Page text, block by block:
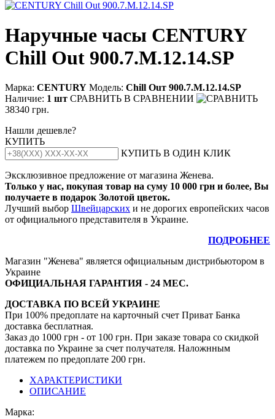
Наручные часы CENTURY
Chill Out 900.7.M.12.14.SP
Марка: CENTURY Модель: Сhill Оuт 900.7.М.12.14.SР
Наличие: 1 шт СРАВНИТЬ В СРАВНЕНИИ
38340 грн.
Нашли дешевле?
КУПИТЬ
КУПИТЬ В ОДИН КЛИК
Эксклюзивное предложение от магазина Женева.
Только у нас, покупая товар на суму 10 000 грн и более, Вы
получаете в подарок Золотой цветок.
Лучший выбор Швейцарских и не дорогих европейских часов
от официального представителя в Украине.
ПОДРОБНЕЕ
Магазин "Женева" является официальным дистрибьютором в
Украине
ОФИЦИАЛЬНАЯ ГАРАНТИЯ - 24 МЕС.
ДОСТАВКА ПО ВСЕЙ УКРАИНЕ
При 100% предоплате на карточный счет Приват Банка
доставка бесплатная.
Заказ до 1000 грн - от 100 грн. При заказе товара со скидкой
доставка по Украине за счет получателя. Наложнным
платежем по предоплате 200 грн.
ХАРАКТЕРИСТИКИ
ОПИСАНИЕ
Марка: